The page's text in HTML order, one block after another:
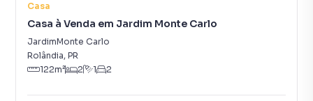
Casa
Casa à Venda em Jardim Monte Carlo
JardimMonte Carlo
Rolândia, PR
122m² 2 1 2